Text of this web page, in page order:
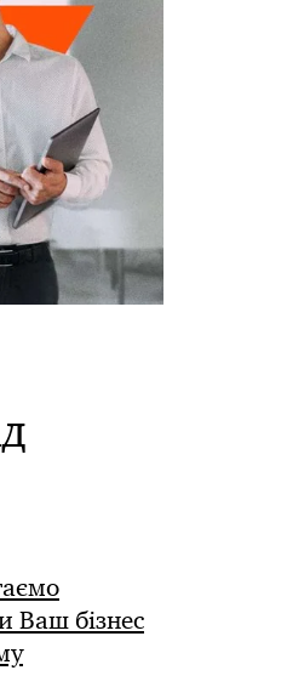
Ваш бізнес